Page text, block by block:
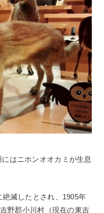
はニホンオオカミが生息
滅したとされ、1905年
野郡小川村（現在の東吉